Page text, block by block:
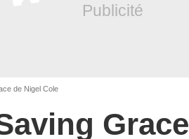
de Nigel Cole
Grace